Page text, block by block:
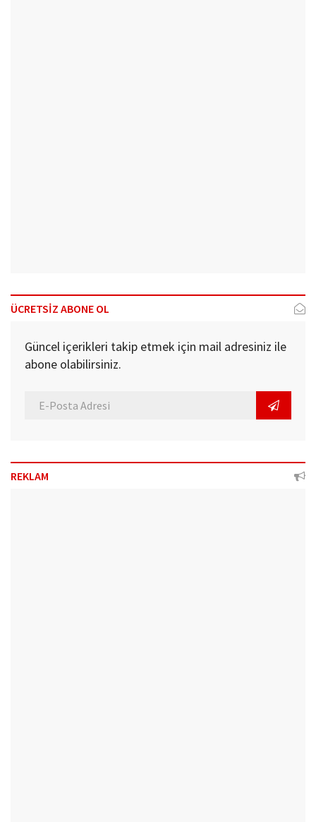
ÜCRETSİZ ABONE OL
Güncel içerikleri takip etmek için mail adresiniz ile
abone olabilirsiniz.
REKLAM